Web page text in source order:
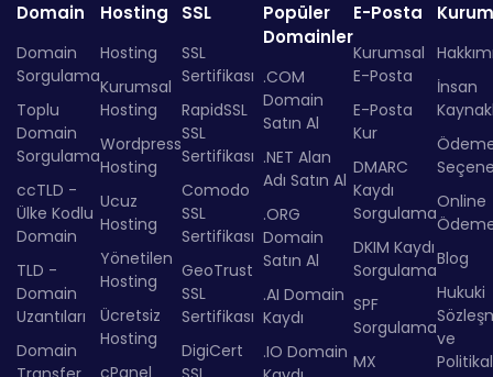
Domain
Domain
Sorgulama
Toplu
Domain
Sorgulama
ccTLD -
Ülke Kodlu
Domain
TLD -
Domain
Uzantıları
Domain
Hosting
Hosting
Kurumsal
Hosting
Wordpress
Hosting
Ucuz
Hosting
Yönetilen
Hosting
Ücretsiz
Hosting
SSL
SSL
Sertifikası
RapidSSL
SSL
Sertifikası
Comodo
SSL
Sertifikası
GeoTrust
SSL
Sertifikası
DigiCert
Popüler
Domainler
.COM
Domain
Satın Al
.NET Alan
Adı Satın Al
.ORG
Domain
Satın Al
.AI Domain
Kaydı
.IO Domain
E-Posta
Kurumsal
E-Posta
E-Posta
Kur
DMARC
Kaydı
Sorgulama
DKIM Kaydı
Sorgulama
SPF
Sorgulama
MX
İnsan
Online
Blog
Hukuki
ve